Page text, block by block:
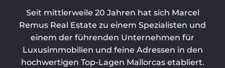
Seit mittlerweile 20 Jahren hat sich Marcel
Remus Real Estate zu einem Spezialisten und
einem der führenden Unternehmen für
Luxusimmobilien und feine Adressen in den
hochwertigen Top-Lagen Mallorcas etabliert.